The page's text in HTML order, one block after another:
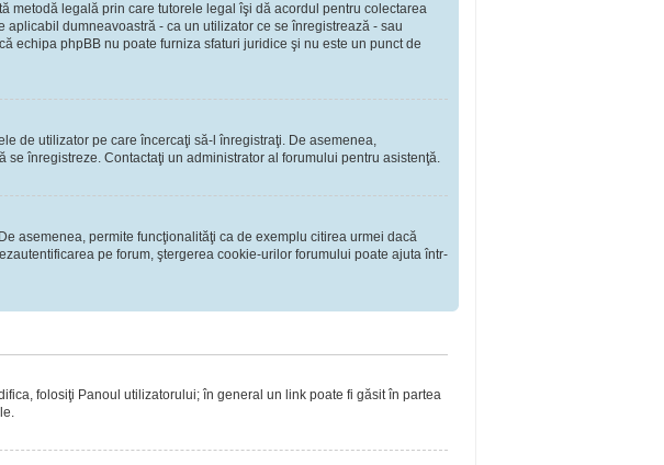
metodă legală prin care tutorele legal îşi dă acordul pentru colectarea
dumneavoastră - ca un utilizator ce se înregistrează - sau
echipa phpBB nu poate furniza sfaturi juridice şi nu este un punct de
de utilizator pe care încercaţi să-l înregistraţi. De asemenea,
înregistreze. Contactaţi un administrator al forumului pentru asistenţă.
asemenea, permite funcţionalităţi ca de exemplu citirea urmei dacă
pe forum, ştergerea cookie-urilor forumului poate ajuta într-
folosiţi Panoul utilizatorului; în general un link poate fi găsit în partea